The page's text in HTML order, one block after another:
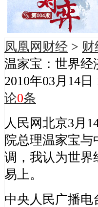
凤凰网财经 > 财
温家宝：世界经
2010年03月14日
论0条
人民网北京3月
院总理温家宝
调，我认为世界
易上。
中央人民广播